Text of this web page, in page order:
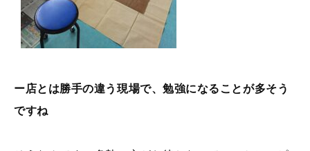
ー店とは勝手の違う現場で、勉強になることが多そう
ですね